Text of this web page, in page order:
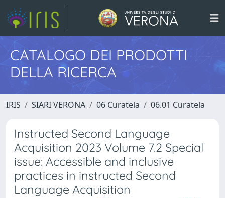
CATALOGO DEI PRODOTTI
DELLA RICERCA
IRIS SIARI VERONA 06 Curatela 06.01 Curatela
Instructed Second Language
Acquisition 2023 Volume 7.2 Special
issue: Accessible and inclusive
practices in instructed Second
Language Acquisition